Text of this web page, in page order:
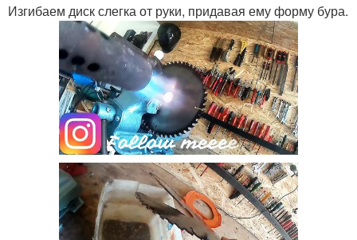
Изгибаем диск слегка от руки, придавая ему форму бура.